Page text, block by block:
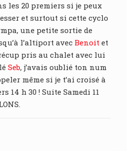
les 20 premiers si je peux
et surtout si cette cyclo
une petite sortie de
l’altiport avec Benoitet
pris au chalet avec lui
Seb, j’avais oublié ton num
même si je t’ai croisé à
14 h 30 ! Suite Samedi 11